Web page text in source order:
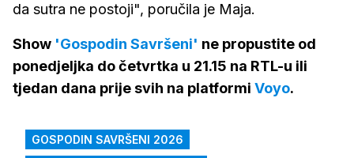
da sutra ne postoji", poručila je Maja.
Show 'Gospodin Savršeni' ne propustite od
ponedjeljka do četvrtka u 21.15 na RTL-u ili
tjedan dana prije svih na platformi Voyo.
GOSPODIN SAVRŠENI 2026